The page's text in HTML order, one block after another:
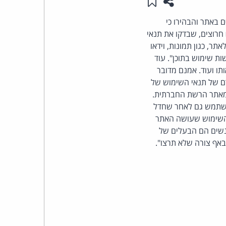
באתר והבהירו כי
חרוצים, שבדקו את תנאי
כגון תמונות, וידאו
שימוש בתוכן". עוד
ועוד. אמנם מדובר
של תנאי השימוש של
מאתר הרשת החברתית.
גם לאחר שחדל
השימוש שעושה האתר
הם הבעלים של
צורה שלא תרצו".